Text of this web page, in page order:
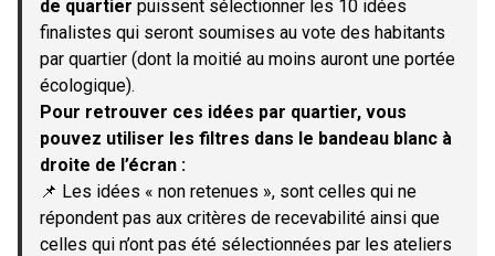
de quartier puissent sélectionner les 10 idées
finalistes qui seront soumises au vote des habitants
par quartier (dont la moitié au moins auront une portée
écologique).
Pour retrouver ces idées par quartier, vous
pouvez utiliser les filtres dans le bandeau blanc à
droite de l’écran :
📌 Les idées « non retenues », sont celles qui ne
répondent pas aux critères de recevabilité ainsi que
celles qui n’ont pas été sélectionnées par les ateliers